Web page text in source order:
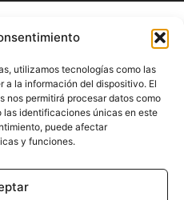
utilizamos tecnologías como las
la información del dispositivo. El
nos permitirá procesar datos como
identificaciones únicas en este
puede afectar
y funciones.